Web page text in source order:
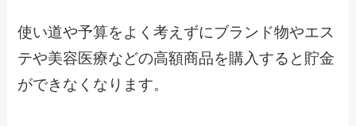
使い道や予算をよく考えずにブランド物やエス
テや美容医療などの高額商品を購入すると貯金
ができなくなります。